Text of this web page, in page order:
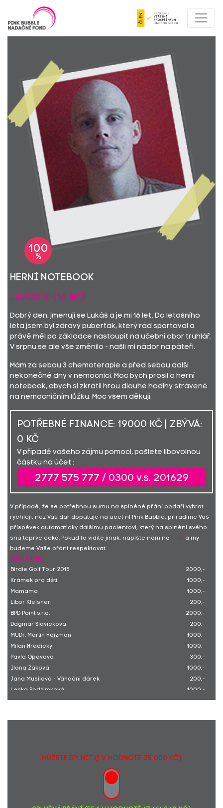
100
%
herní notebook
Lukáš V. (16 let)
Dobrý den, jmenuji se Lukáš a je mi 16 let. Do letošního
léta jsem byl zdravý puberťák, který rád sportoval a
právě měl po základce nastoupit na učební obor truhlář.
V srpnu se ale vše změnilo - našli mi nádor na páteři.
Mám za sebou 3 chemoterapie a před sebou další
nekonečné dny v nemocnici. Moc bych prosil o herní
notebook, abych si zkrátil hrou dlouhé hodiny strávené
na nemocničním lůžku. Moc všem děkuji.
POTŘEBNÉ FINANCE: 19000 KČ | ZBÝVÁ:
0 KČ
V případě vašeho zájmu pomoci, pošlete libovolnou
částku na účet :
2777 575 777 / 0300 v.s. 201629
V případě, že se potřebnou sumu na splněné přání podaří vybrat
rychleji, než Váš dar doputuje na účet nf Pink Bubble, přiřadíme Váš
příspěvek automaticky dalšímu pacientovi, který na splnění svého
snu teprve čeká. Pokud to vidíte jinak, napište nám na mail
a my
budeme Vaše přání respektovat.
DĚKUJEME
Birdie Golf Tour 2015
2000,-
Krámek pro děti
1000,-
Mamama
1000,-
Libor Kleisner
200,-
BPD Point s.r.o.
2000,-
Dagmar Slavíčková
200,-
MUDr. Martin Hajzman
1000,-
Milan Hradický
1000,-
Pavla Opavová
300,-
Ilona Žáková
1000,-
Jana Musilová - Vánoční dárek
200,-
Lenka Podzimková
1000,-
Eva Baxová
1000,-
Anonymní dárceMŮŽETE SPLNIT (1 v hodnotě 25 000 Kč)